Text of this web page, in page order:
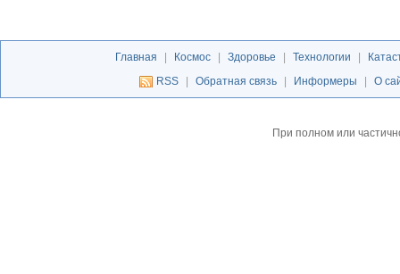
Главная | Космос | Здоровье | Технологии |
RSS
| Обратная связь | Информеры | О
При полном или